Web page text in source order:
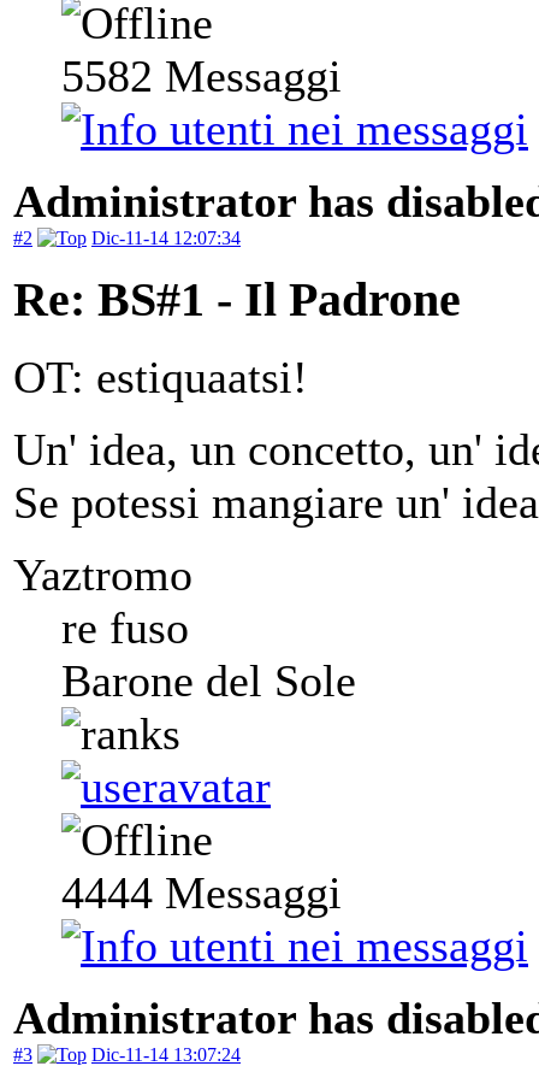
5582 Messaggi
Administrator has
#2 Dic-11-14 12:07:34
Re: BS#1 - Il Padrone
OT: estiquaatsi!
Un' idea, un concetto, un'
Se potessi mangiare un'
Yaztromo
re fuso
Barone del Sole
4444 Messaggi
Administrator has
#3 Dic-11-14 13:07:24